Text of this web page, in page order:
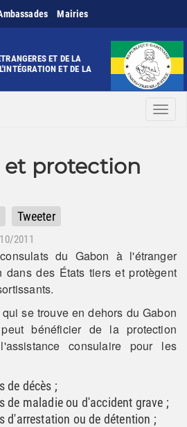
Mairies
ET DE LA
ET DE LA
Menu
et protection
Tweeter
2011
du Gabon à l'étranger
dans des États tiers et protègent
se trouve en dehors du Gabon
bénéficier de la protection
consulaire pour les
de décès ;
de maladie ou d'accident grave ;
d'arrestation ou de détention ;